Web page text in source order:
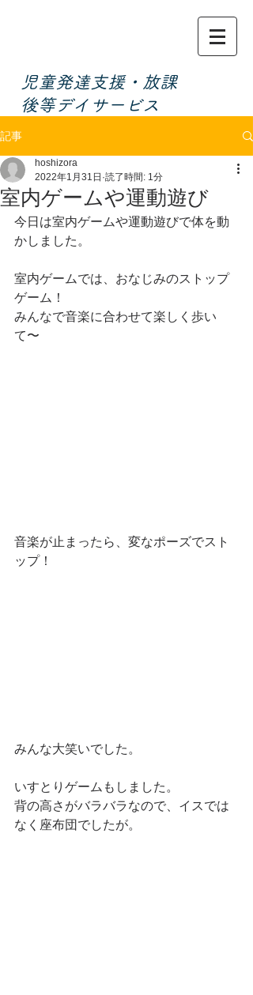
​児童発達支援・放課
後等デイサービス
記事
室内ゲームや運動遊び
hoshizora
2022年1月31日 読了時間: 1分
今日は室内ゲームや運動遊びで体を動
かしました。
室内ゲームでは、おなじみのストップ
ゲーム！
みんなで音楽に合わせて楽しく歩い
て〜
音楽が止まったら、変なポーズでスト
ップ！
みんな大笑いでした。
いすとりゲームもしました。
背の高さがバラバラなので、イスでは
なく座布団でしたが。